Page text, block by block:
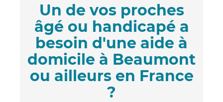
Un de vos proches
âgé ou handicapé a
besoin d'une aide à
domicile à Beaumont
ou ailleurs en France
?